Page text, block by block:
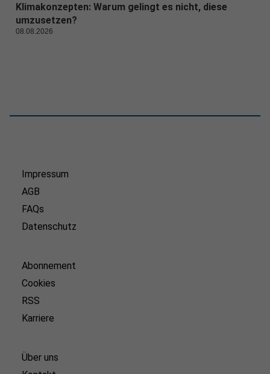
Klimakonzepten: Warum gelingt es nicht, diese
umzusetzen?
08.08.2026
Impressum
AGB
FAQs
Datenschutz
Abonnement
Cookies
RSS
Karriere
Über uns